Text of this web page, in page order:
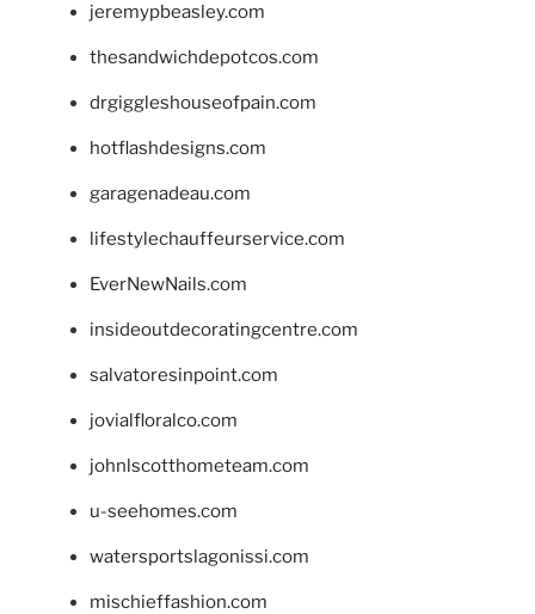
jeremypbeasley.com
thesandwichdepotcos.com
drgiggleshouseofpain.com
hotflashdesigns.com
garagenadeau.com
lifestylechauffeurservice.com
EverNewNails.com
insideoutdecoratingcentre.com
salvatoresinpoint.com
jovialfloralco.com
johnlscotthometeam.com
u-seehomes.com
watersportslagonissi.com
mischieffashion.com